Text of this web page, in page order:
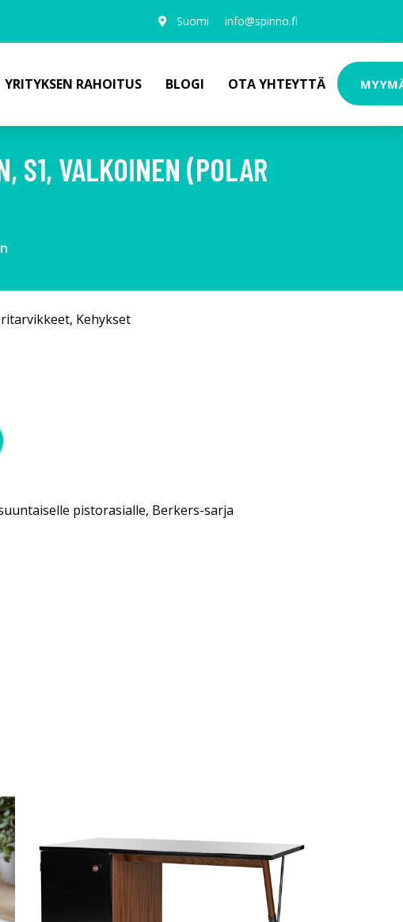
Suomi info@spinno.fi
YRITYKSEN RAHOITUS BLOGI OTA YHTEYTTÄ
S1, VALKOINEN (POLAR
, Kehykset
pistorasialle, Berkers-sarja